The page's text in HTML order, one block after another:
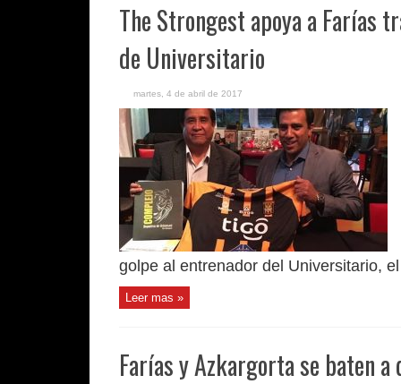
The Strongest apoya a Farías
de Universitario
martes, 4 de abril de 2017
golpe al entrenador del Universitario,
Leer mas »
Farías y Azkargorta se baten